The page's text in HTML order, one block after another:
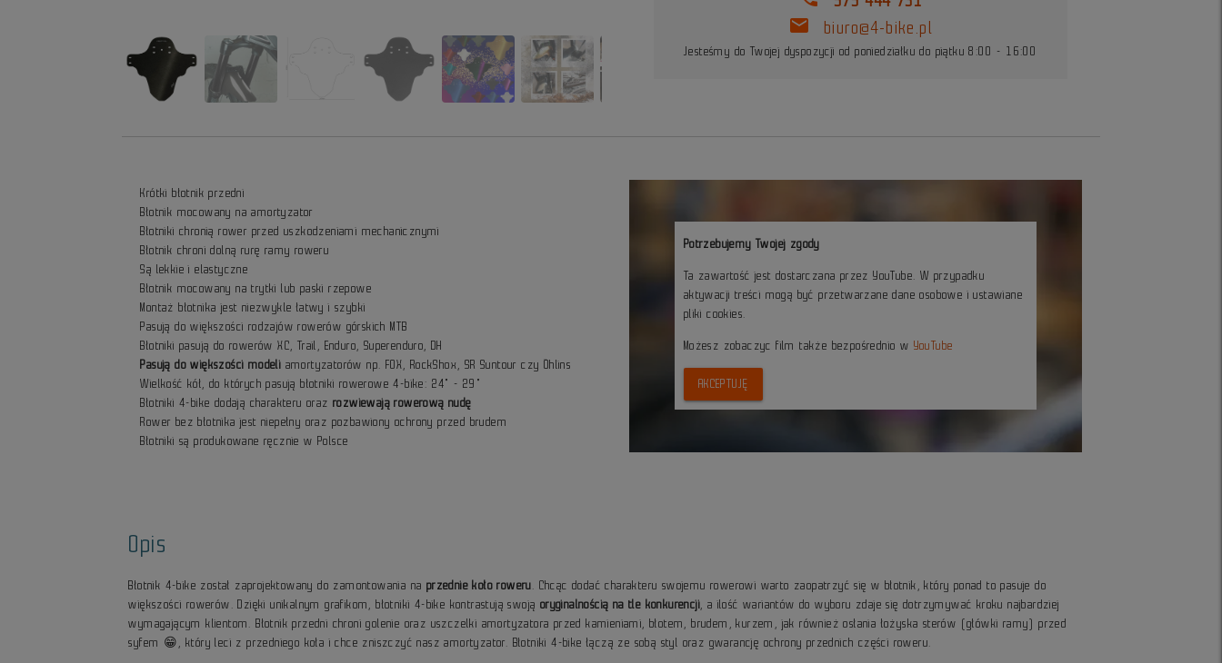
mail biuro@4-bike.pl
Jesteśmy do Twojej dyspozycji od poniedziałku do piątku 8:00 - 16:00
Krótki błotnik przedni
Błotnik mocowany na amortyzator
Błotniki chronią rower przed uszkodzeniami mechanicznymi
Błotnik chroni dolną rurę ramy roweru
Są lekkie i elastyczne
Błotnik mocowany na trytki lub paski rzepowe
Montaż błotnika jest niezwykle łatwy i szybki
Pasują do większości rodzajów rowerów górskich MTB
Błotniki pasują do rowerów XC, Trail, Enduro, Superenduro, DH
Pasują do większości modeli amortyzatorów np. FOX, RockShox, SR Suntour czy Öhlins
Wielkość kół, do których pasują błotniki rowerowe 4-bike: 24" - 29"
Błotniki 4-bike dodają charakteru orazrozwiewają rowerową nudę
Rower bez błotnika jest niepełny oraz pozbawiony ochrony przed brudem
Błotniki są produkowane ręcznie w Polsce
Potrzebujemy Twojej zgody
Ta zawartość jest dostarczana przez YouTube. W przypadku
aktywacji treści mogą być przetwarzane dane osobowe i ustawiane
pliki cookies.
Możesz zobaczyc film także bezpośrednio w YouTube
AKCEPTUJĘ
Opis
Błotnik 4-bike został zaprojektowany do zamontowania na przednie koło roweru. Chcąc dodać charakteru swojemu rowerowi warto zaopatrzyć się w błotnik, który ponad to pasuje do
większości rowerów. Dzięki unikalnym grafikom, błotniki 4-bike kontrastują swoją oryginalnością na tle konkurencji, a ilość wariantów do wyboru zdaje się dotrzymywać kroku najbardziej
wymagającym klientom. Błotnik przedni chroni golenie oraz uszczelki amortyzatora przed kamieniami, błotem, brudem, kurzem, jak również osłania łożyska sterów (główki ramy) przed
syfem 😁, który leci z przedniego koła i chce zniszczyć nasz amortyzator. Błotniki 4-bike łączą ze sobą styl oraz gwarancję ochrony przednich części roweru.